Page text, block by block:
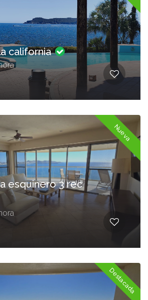
california
Nueva
esquinero 3 rec
Destacada